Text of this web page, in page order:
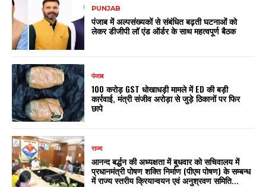
PUNJAB
पंजाब में अल्पसंख्यकों से संबंधित बढ़ती घटनाओं को
लेकर डीजीपी लॉ एंड ऑर्डर के साथ महत्वपूर्ण बैठक
पंजाब
₹100 करोड़ GST धोखाधड़ी मामले में ED की बड़ी
कार्रवाई, मंत्री संजीव अरोड़ा से जुड़े ठिकानों पर फिर
छापे
राज्य
आनन्द बर्द्धन की अध्यक्षता में बुधवार को सचिवालय में
प्रधानमंत्री पोषण शक्ति निर्माण (पीएम पोषण) के सम्बन्ध
में राज्य स्तरीय क्रियान्वयन एवं अनुश्रवण समिति...